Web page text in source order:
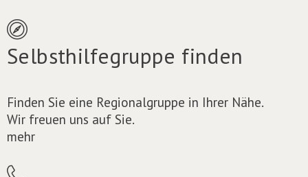
Selbsthilfegruppe finden
Finden Sie eine Regionalgruppe in Ihrer Nähe.
Wir freuen uns auf Sie.
mehr